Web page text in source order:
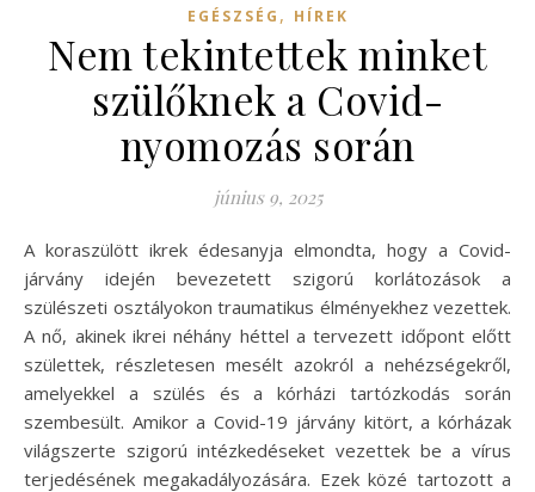
EGÉSZSÉG , HÍREK
Nem tekintettek minket
szülőknek a Covid-
nyomozás során
június 9, 2025
A koraszülött ikrek édesanyja elmondta, hogy a Covid-
járvány idején bevezetett szigorú korlátozások a
szülészeti osztályokon traumatikus élményekhez vezettek.
A nő, akinek ikrei néhány héttel a tervezett időpont előtt
születtek, részletesen mesélt azokról a nehézségekről,
amelyekkel a szülés és a kórházi tartózkodás során
szembesült. Amikor a Covid-19 járvány kitört, a kórházak
világszerte szigorú intézkedéseket vezettek be a vírus
terjedésének megakadályozására. Ezek közé tartozott a